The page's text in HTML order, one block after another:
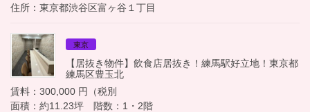
住所：東京都渋谷区富ヶ谷１丁目
東京
【居抜き物件】飲食店居抜き！練馬駅好立地！東京都
練馬区豊玉北
賃料：300,000 円（税別
面積：約11.23坪 階数：1・2階